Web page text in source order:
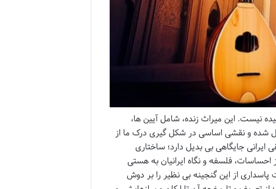
این میراث زنده، شامل آیین ها،
شده و نقشی اساسی در شکل گیری درک ما از
جایگاهی بی بدیل دارد؛ ساختاری
احساسات، فلسفه و نگاه ایرانیان به هستی
از این گنجینه بی نظیر را بر دوش